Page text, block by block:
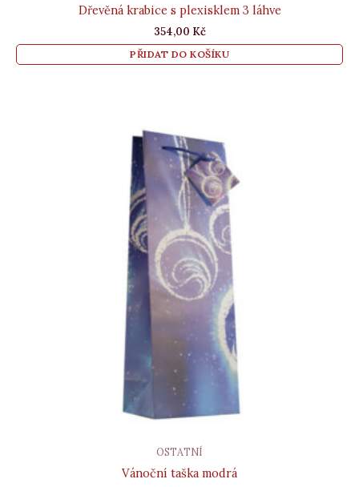
Dřevěná krabice s plexisklem 3 láhve
354,00 Kč
PŘIDAT DO KOŠÍKU
OSTATNÍ
Vánoční taška modrá